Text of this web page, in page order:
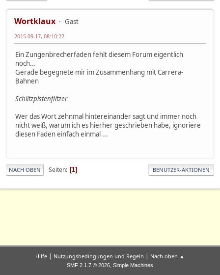
Wortklaux Gast
2015-09-17, 08:10:22
Ein Zungenbrecherfaden fehlt diesem Forum eigentlich
noch...
Gerade begegnete mir im Zusammenhang mit Carrera-
Bahnen
Schlitzpistenflitzer
Wer das Wort zehnmal hintereinander sagt und immer noch
nicht weiß, warum ich es hierher geschrieben habe, ignoriere
diesen Faden einfach einmal ...
NACH OBEN Seiten 1 BENUTZER-AKTIONEN
Hilfe | Nutzungsbedingungen und Regeln | Nach oben ▲
SMF 2.1.7 © 2026, Simple Machines